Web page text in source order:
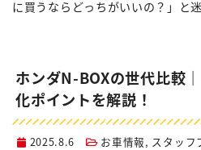
に買うならどっちがいいの？」と
ホンダN-BOXの世代比較
化ポイントを解説！
2025.8.6 お車情報, スタッフ